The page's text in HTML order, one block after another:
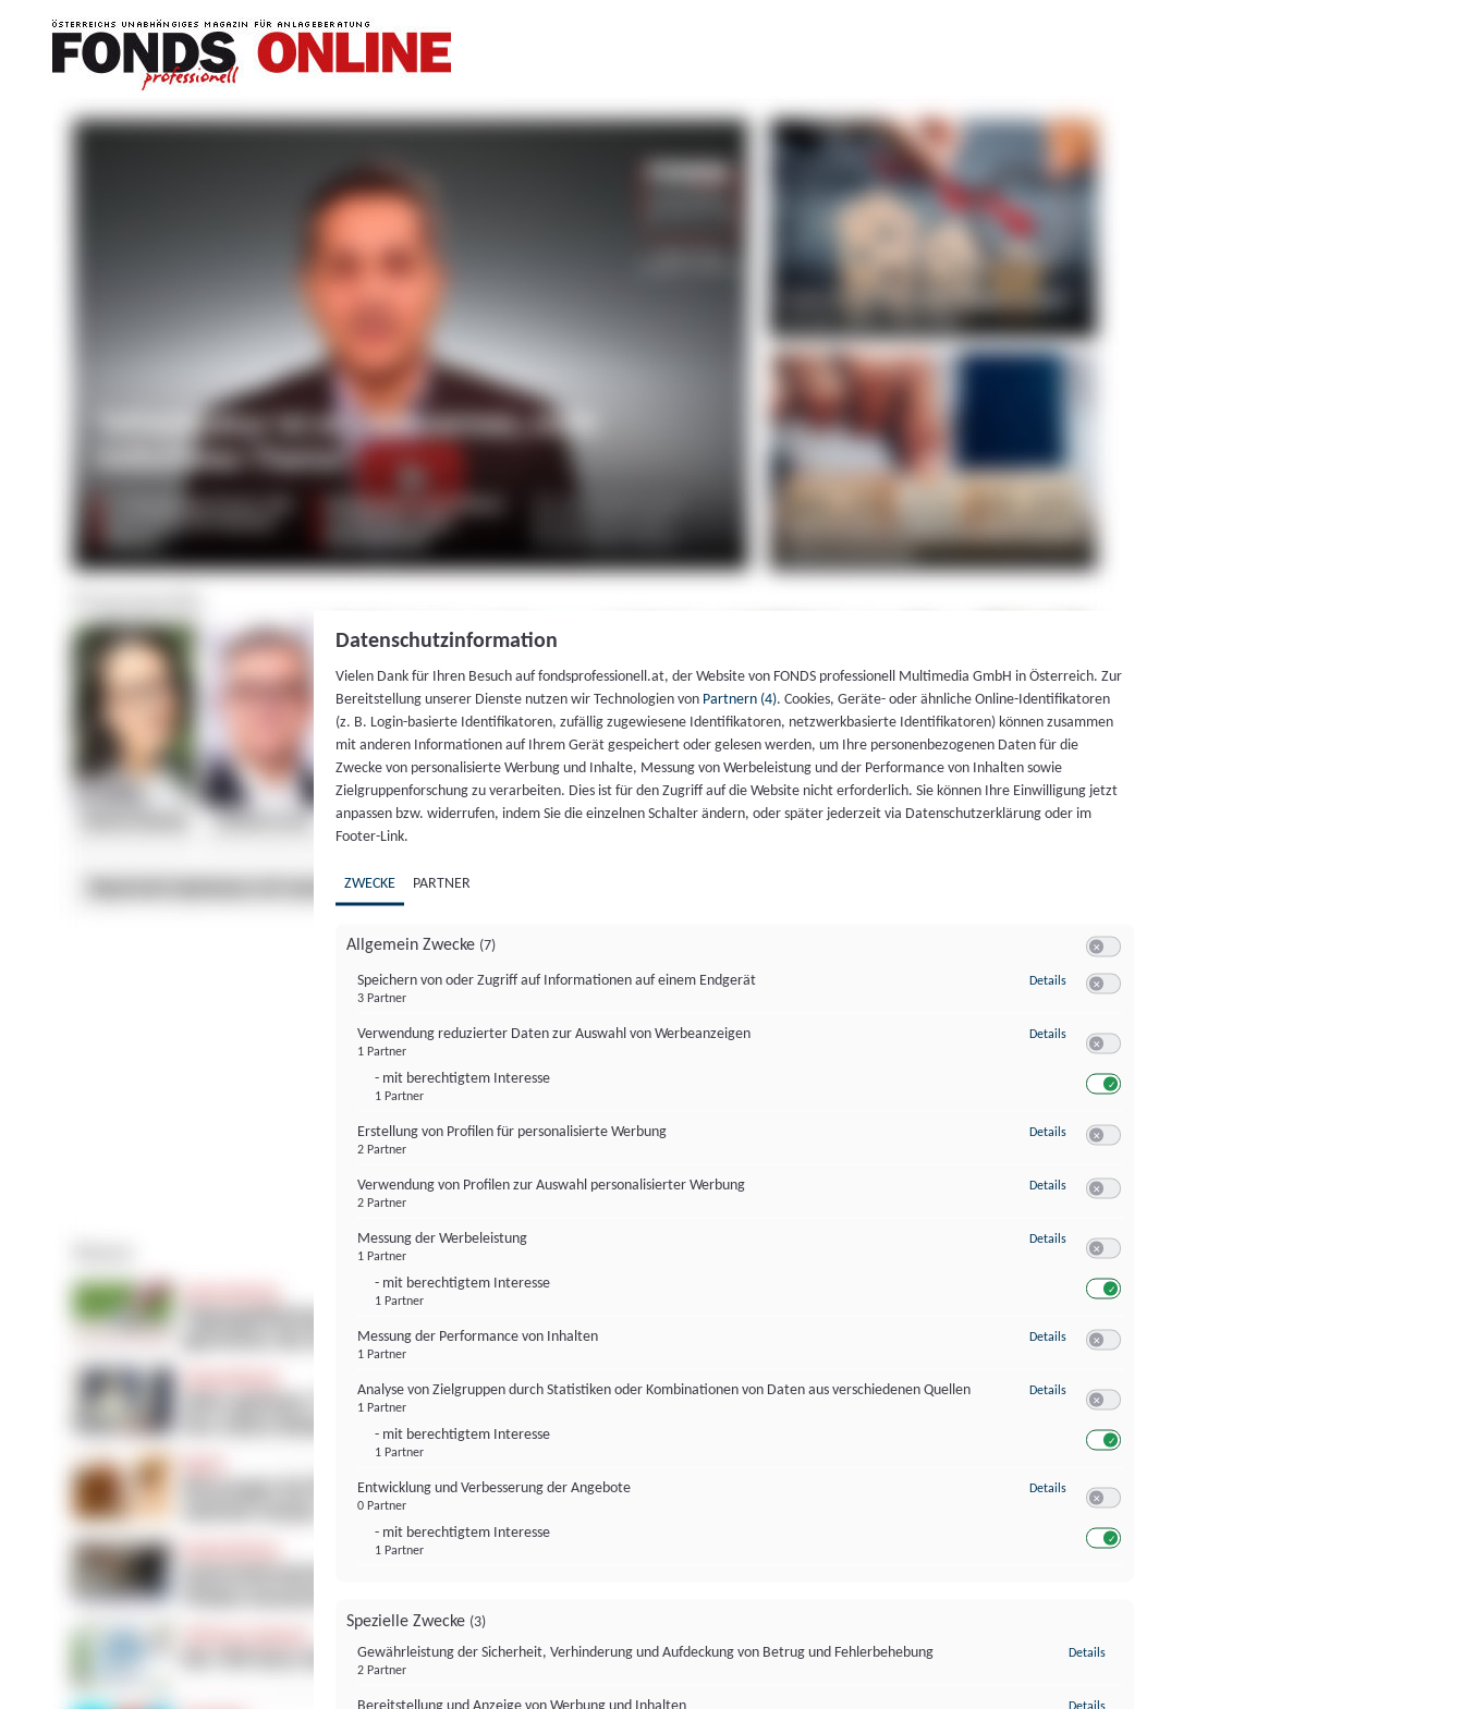
Datenschutzinformation
Vielen Dank für Ihren Besuch auf fondsprofessionell.at, der Website von FONDS professionell Multimedia GmbH in Österreich. Zur
Bereitstellung unserer Dienste nutzen wir Technologien von Partnern (4). Cookies, Geräte- oder ähnliche Online-Identifikatoren
(z. B. Login-basierte Identifikatoren, zufällig zugewiesene Identifikatoren, netzwerkbasierte Identifikatoren) können zusammen
mit anderen Informationen auf Ihrem Gerät gespeichert oder gelesen werden, um Ihre personenbezogenen Daten für die
Zwecke von personalisierte Werbung und Inhalte, Messung von Werbeleistung und der Performance von Inhalten sowie
Zielgruppenforschung zu verarbeiten. Dies ist für den Zugriff auf die Website nicht erforderlich. Sie können Ihre Einwilligung jetzt
anpassen bzw. widerrufen, indem Sie die einzelnen Schalter ändern, oder später jederzeit via Datenschutzerklärung oder im
Footer-Link.
ZWECKE PARTNER
Allgemein Zwecke (7)
Speichern von oder Zugriff auf Informationen auf einem Endgerät
3 Partner
Details zu Speichern von oder Zugriff auf Informationen auf einem Endgerät
Verwendung reduzierter Daten zur Auswahl von Werbeanzeigen
1 Partner
- mit berechtigtem Interesse
1 Partner
Details zu Verwendung reduzierter Daten zur Auswahl von Werbeanzeigen
Erstellung von Profilen für personalisierte Werbung
2 Partner
Details zu Erstellung von Profilen für personalisierte Werbung
Verwendung von Profilen zur Auswahl personalisierter Werbung
2 Partner
Details zu Verwendung von Profilen zur Auswahl personalisierter Werbung
Messung der Werbeleistung
1 Partner
- mit berechtigtem Interesse
1 Partner
Details zu Messung der Werbeleistung
Messung der Performance von Inhalten
1 Partner
Details zu Messung der Performance von Inhalten
Analyse von Zielgruppen durch Statistiken oder Kombinationen von Daten aus verschiedenen Quellen
1 Partner
- mit berechtigtem Interesse
1 Partner
Details zu Analyse von Zielgruppen durch Statistiken oder Kombinationen von
Entwicklung und Verbesserung der Angebote
0 Partner
- mit berechtigtem Interesse
1 Partner
Details zu Entwicklung und Verbesserung der Angebote
Spezielle Zwecke (3)
Gewährleistung der Sicherheit, Verhinderung und Aufdeckung von Betrug und Fehlerbehebung
2 Partner
Details
Bereitstellung und Anzeige von Werbung und Inhalten Details